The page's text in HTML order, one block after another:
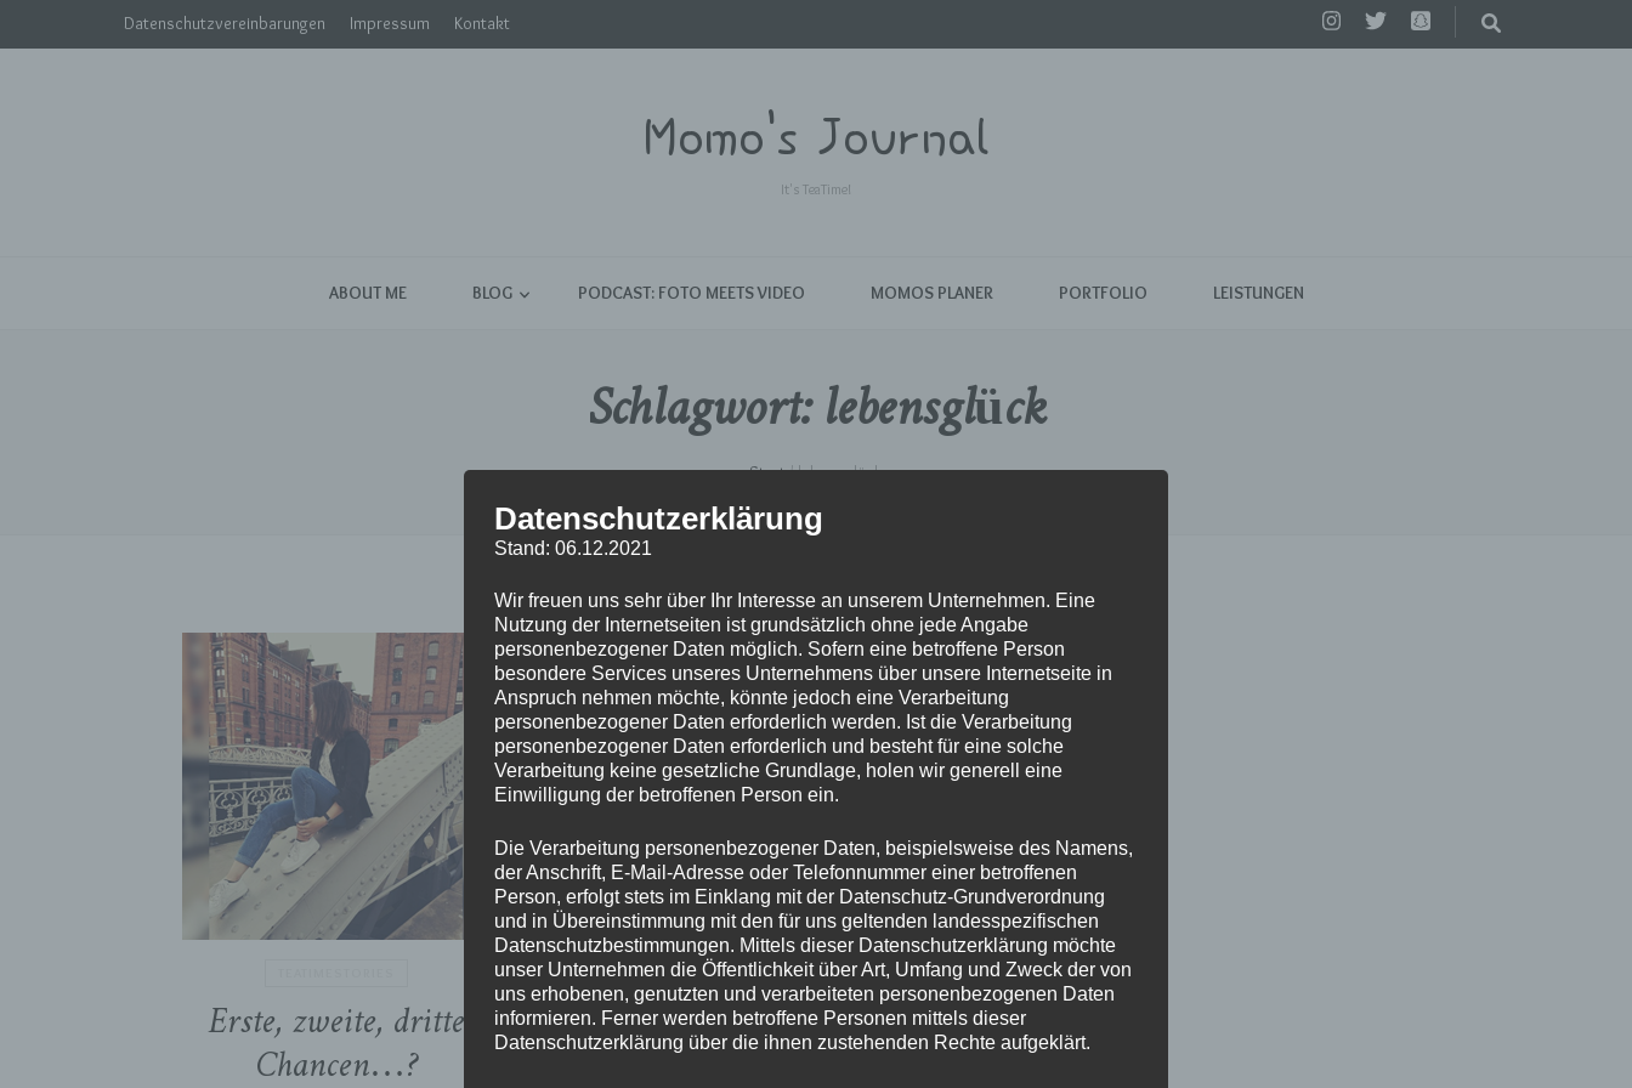
Datenschutzvereinbarungen Impressum Kontakt
Momo's Journal
It's TeaTime!
ABOUT ME BLOG PODCAST: FOTO MEETS VIDEO MOMOS PLANER PORTFOLIO LEISTUNGEN
Schlagwort:lebensglück
Start/lebensglück
Erste, zweite, dritte
Chancen…?
TEATIMESTORIES
Es sind die kleinen Momente
im Leben…
vonMomo aktualisiert amMai 26, 2021
Datenschutzerklärung
Stand: 06.12.2021
Wir freuen uns sehr über Ihr Interesse an unserem Unternehmen. Eine
Nutzung der Internetseiten ist grundsätzlich ohne jede Angabe
personenbezogener Daten möglich. Sofern eine betroffene Person
besondere Services unseres Unternehmens über unsere Internetseite in
Anspruch nehmen möchte, könnte jedoch eine Verarbeitung
personenbezogener Daten erforderlich werden. Ist die Verarbeitung
personenbezogener Daten erforderlich und besteht für eine solche
Verarbeitung keine gesetzliche Grundlage, holen wir generell eine
Einwilligung der betroffenen Person ein.
Die Verarbeitung personenbezogener Daten, beispielsweise des Namens,
der Anschrift, E-Mail-Adresse oder Telefonnummer einer betroffenen
Person, erfolgt stets im Einklang mit der Datenschutz-Grundverordnung
und in Übereinstimmung mit den für uns geltenden landesspezifischen
Datenschutzbestimmungen. Mittels dieser Datenschutzerklärung möchte
unser Unternehmen die Öffentlichkeit über Art, Umfang und Zweck der von
uns erhobenen, genutzten und verarbeiteten personenbezogenen Daten
informieren. Ferner werden betroffene Personen mittels dieser
Datenschutzerklärung über die ihnen zustehenden Rechte aufgeklärt.